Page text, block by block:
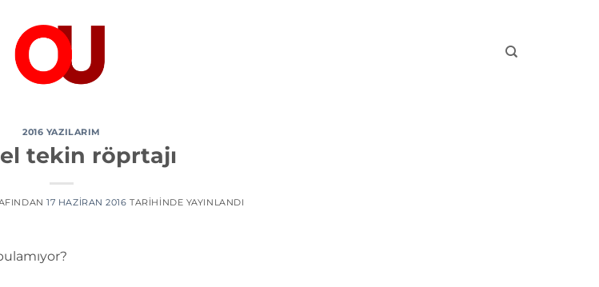
2016 YAZILARIM
tekin röprtajı
17 HAZIRAN 2016 TARIHINDE YAYINLANDI